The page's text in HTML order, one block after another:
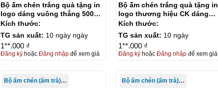
Bộ ấm chén trắng quà tặng in
logo dáng vuông thẳng 500ml
KQ-ACT05
Kích thước:
TG sản xuất: 10 ngày ngày
1**.000 ₫
Đăng kýhoặc Đăng nhậpđể xem giá
Bộ ấm chén trắng quà tặng in
logo thương hiệu CK dáng
lõm 500ml KQ-ACT06
Kích thước:
TG sản xuất: 10 ngày
1**.000 ₫
Đăng kýhoặc Đăng nhậpđể xem giá
Bộ ấm chén (ấm trà) in logo Bộ ấm chén (ấm trà) in logo